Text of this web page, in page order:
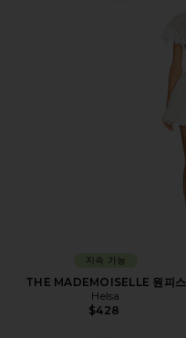
지속 가능
THE MADEMOISELLE 원피스
Helsa
$428